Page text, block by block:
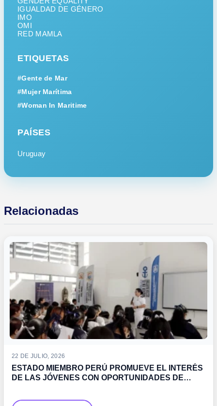
IGUALDAD DE GÉNERO
IMO
OMI
RED MAMLA
ETIQUETAS
#Gente de Mar
#Mujer Marítima
#Woman In Maritime
PAÍSES
Uruguay
Relacionadas
22 DE JULIO, 2026
ESTADO MIEMBRO PERÚ PROMUEVE EL INTERÉS
DE LAS JÓVENES CON OPORTUNIDADES DE